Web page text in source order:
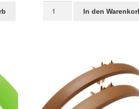
In den